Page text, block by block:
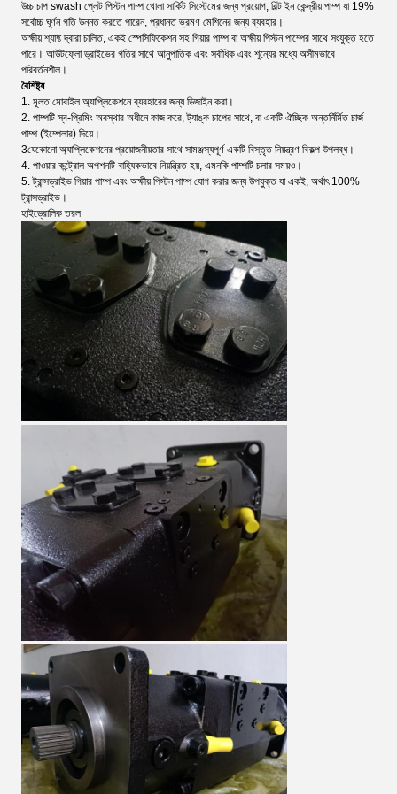
উচ্চ চাপ swash প্লেট পিস্টন পাম্প খোলা সার্কিট সিস্টেমের জন্য প্রয়োগ, বিল্ট ইন কেন্দ্রীয় পাম্প যা 19%
সর্বোচ্চ ঘূর্ণন গতি উন্নত করতে পারেন, প্রধানত ভ্রমণ মেশিনের জন্য ব্যবহার।
অক্ষীয় শ্যাফ্ট দ্বারা চালিত, একই স্পেসিফিকেশন সহ গিয়ার পাম্প বা অক্ষীয় পিস্টন পাম্পের সাথে সংযুক্ত হতে
পারে। আউটফ্লো ড্রাইভের গতির সাথে আনুপাতিক এবং সর্বাধিক এবং শূন্যের মধ্যে অসীমভাবে
পরিবর্তনশীল।
বৈশিষ্ট্য
1. মূলত মোবাইল অ্যাপ্লিকেশনে ব্যবহারের জন্য ডিজাইন করা।
2. পাম্পটি স্ব-প্রিমিং অবস্থার অধীনে কাজ করে, ট্যাঙ্ক চাপের সাথে, বা একটি ঐচ্ছিক অন্তর্নির্মিত চার্জ
পাম্প (ইম্পেলার) দিয়ে।
3যেকোনো অ্যাপ্লিকেশনের প্রয়োজনীয়তার সাথে সামঞ্জস্যপূর্ণ একটি বিস্তৃত নিয়ন্ত্রণ বিকল্প উপলব্ধ।
4. পাওয়ার কন্ট্রোল অপশনটি বাহ্যিকভাবে নিয়ন্ত্রিত হয়, এমনকি পাম্পটি চলার সময়ও।
5. ট্রান্সড্রাইভ গিয়ার পাম্প এবং অক্ষীয় পিস্টন পাম্প যোগ করার জন্য উপযুক্ত যা একই, অর্থাৎ 100%
ট্রান্সড্রাইভ।
হাইড্রোলিক তরল